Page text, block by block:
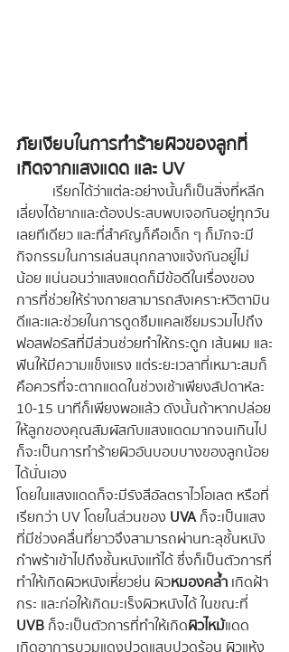
ภัยเงียบในการทำร้ายผิวของลูกที่
เกิดจากแสงแดด และ UV
เลี่ยงได้ยากและต้องประสบพบเจอกันอยู่ทุกวัน
เลยทีเดียว และที่สำคัญก็คือเด็ก ๆ ก็มักจะมี
กิจกรรมในการเล่นสนุกกลางแจ้งกันอยู่ไม่
น้อย แน่นอนว่าแสงแดดก็มีข้อดีในเรื่องของ
การที่ช่วยให้ร่างกายสามารถสังเคราะห์วิตามิน
ดีและและช่วยในการดูดซึมแคลเซียมรวมไปถึง
ฟอสฟอรัสที่มีส่วนช่วยทำให้กระดูก เส้นผม และ
ฟันให้มีความแข็งแรง แต่ระยะเวลาที่เหมาะสมก็
คือควรที่จะตากแดดในช่วงเช้าเพียงสัปดาห์ละ
10-15 นาทีก็เพียงพอแล้ว ดังนั้นถ้าหากปล่อย
ให้ลูกของคุณสัมผัสกับแสงแดดมากจนเกินไป
ก็จะเป็นการทำร้ายผิวอันบอบบางของลูกน้อย
ได้นั่นเอง
โดยในแสงแดดก็จะมีรังสีอัลตราไวโอเลต หรือที่
เรียกว่า UV โดยในส่วนของ UVA ก็จะเป็นแสง
ที่มีช่วงคลื่นที่ยาวจึงสามารถผ่านทะลุชั้นหนัง
กำพร้าเข้าไปถึงชั้นหนังแท้ได้ ซึ่งก็เป็นตัวการที่
ทำให้เกิดผิวหนังเหี่ยวย่น ผิวหมองคล้ำ เกิดฝ้า
กระ และก่อให้เกิดมะเร็งผิวหนังได้ ในขณะที่
UVB ก็จะเป็นตัวการที่ทำให้เกิดผิวไหม้แดด